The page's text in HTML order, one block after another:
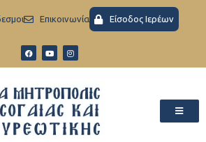
Eπικοινωνία Είσοδος Ιερέων